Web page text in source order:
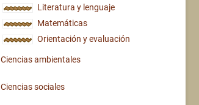
Literatura y lenguaje
Matemáticas
Orientación y evaluación
Ciencias ambientales
Ciencias sociales